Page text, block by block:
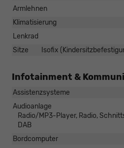
Armlehnen
Klimatisierung
Lenkrad
Sitze
Isofix
Infotainment &
Assistenzsysteme
Audioanlage
Radio/MP3-Player, Radio,
DAB
Bordcomputer